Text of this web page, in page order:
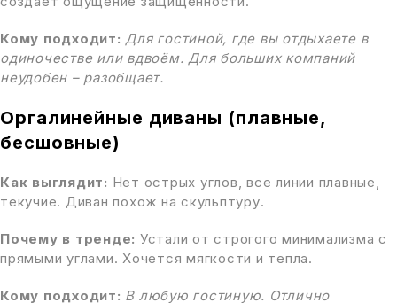
Кому подходит: Для гостиной, где вы отдыхаете в
одиночестве или вдвоём. Для больших компаний
неудобен – разобщает.
Оргалинейные диваны (плавные,
бесшовные)
Как выглядит: Нет острых углов, все линии плавные,
текучие. Диван похож на скульптуру.
Почему в тренде: Устали от строгого минимализма с
прямыми углами. Хочется мягкости и тепла.
Кому подходит: В любую гостиную. Отлично